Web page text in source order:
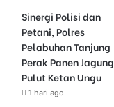
Sinergi Polisi dan
Petani, Polres
Pelabuhan Tanjung
Perak Panen Jagung
Pulut Ketan Ungu
1 hari ago